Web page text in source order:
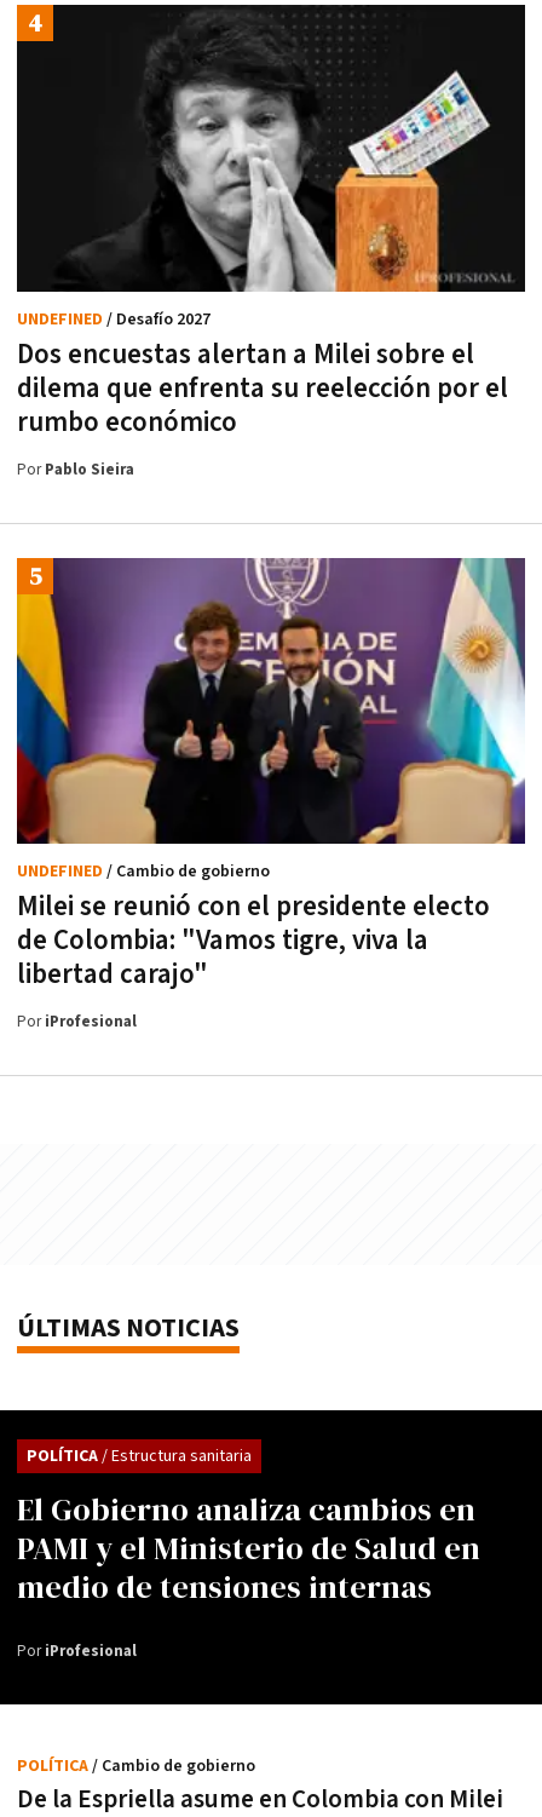
Dos encuestas alertan a Milei sobre el
dilema que enfrenta su reelección por el
rumbo económico
UNDEFINED / Desafío 2027
PorPablo Sieira
Milei se reunió con el presidente electo
de Colombia: "Vamos tigre, viva la
libertad carajo"
UNDEFINED / Cambio de gobierno
PoriProfesional
ÚLTIMAS NOTICIAS
El Gobierno analiza cambios en
PAMI y el Ministerio de Salud en
medio de tensiones internas
POLÍTICA/ Estructura sanitaria
PoriProfesional
De la Espriella asume en Colombia con Milei
POLÍTICA/ Cambio de gobierno